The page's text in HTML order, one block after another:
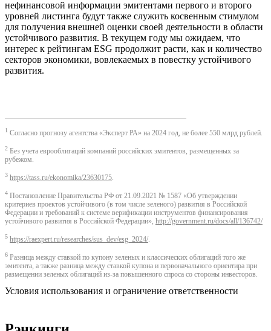
нефинансовой информации эмитентами первого и второго
уровней листинга будут также служить косвенным стимулом
для получения внешней оценки своей деятельности в области
устойчивого развития. В текущем году мы ожидаем, что
интерес к рейтингам ESG продолжит расти, как и количество
секторов экономики, вовлекаемых в повестку устойчивого
развития.
1 Согласно прогнозу агентства «Эксперт РА» на 2024 год, не более 550 млрд рублей.
2 Без учета еврооблигаций компаний российских эмитентов, размещенных за
рубежом.
3 https://tass.ru/ekonomika/23630175
4 Постановление Правительства РФ от 21.09.2021 № 1587 «Об утверждении
критериев проектов устойчивого (в том числе зеленого) развития в Российской
Федерации и требований к системе верификации инструментов финансирования
устойчивого развития в Российской Федерации», http://government.ru/docs/all/136742/
5 https://raexpert.ru/researches/sus_dev/esg_2024/
6 Разница между ставкой по купону зеленых и классических облигаций того же
эмитента, а также разница между ставкой купона и первоначального ориентира при
размещении зеленых облигаций из-за повышенного спроса со стороны инвесторов.
Условия использования и ограничение ответственности